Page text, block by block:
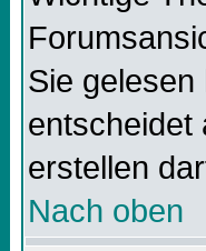
Sie gelesen
entscheidet
erstellen
Nach oben